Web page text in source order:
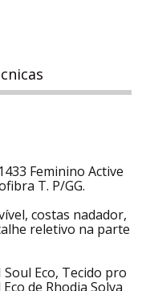
Feminino Active
T. P/GG.
costas nadador,